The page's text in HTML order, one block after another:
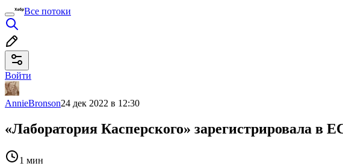
Все потоки
Войти
AnnieBronson24 дек 2022 в 12:30
«Лаборатория Касперского» зарегистрировала
1 мин